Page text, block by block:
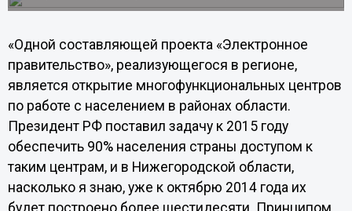
«Одной составляющей проекта «Электронное
правительство», реализующегося в регионе,
является открытие многофункциональных центров
по работе с населением в районах области.
Президент РФ поставил задачу к 2015 году
обеспечить 90% населения страны доступом к
таким центрам, и в Нижегородской области,
насколько я знаю, уже к октябрю 2014 года их
будет построено более шестидесяти. Принципом